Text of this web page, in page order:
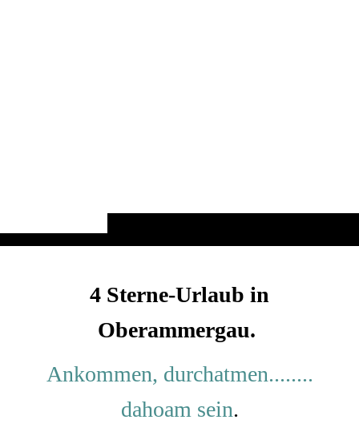
4 Sterne-Urlaub in
Oberammergau.
Ankommen, durchatmen........
dahoam sein.